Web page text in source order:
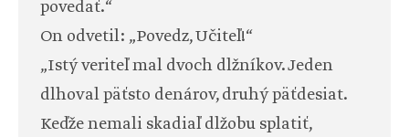
povedať.“
On odvetil: „Povedz, Učiteľ!“
„Istý veriteľ mal dvoch dlžníkov. Jeden
dlhoval päťsto denárov, druhý päťdesiat.
Keďže nemali skadiaľ dlžobu splatiť,